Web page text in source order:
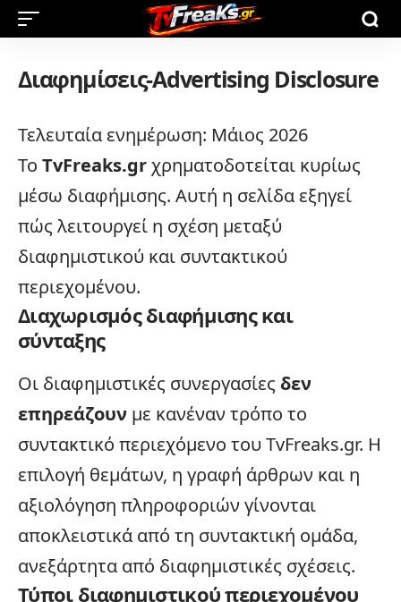
Διαφημίσεις-Advertising Disclosure
Τελευταία ενημέρωση: Μάιος 2026
Το TvFreaks.grχρηματοδοτείται κυρίως
μέσω διαφήμισης. Αυτή η σελίδα εξηγεί
πώς λειτουργεί η σχέση μεταξύ
διαφημιστικού και συντακτικού
περιεχομένου.
Διαχωρισμός διαφήμισης και
σύνταξης
Οι διαφημιστικές συνεργασίες δεν
επηρεάζουν με κανέναν τρόπο το
συντακτικό περιεχόμενο του TvFreaks.gr. Η
επιλογή θεμάτων, η γραφή άρθρων και η
αξιολόγηση πληροφοριών γίνονται
αποκλειστικά από τη συντακτική ομάδα,
ανεξάρτητα από διαφημιστικές σχέσεις.
Τύποι διαφημιστικού περιεχομένου